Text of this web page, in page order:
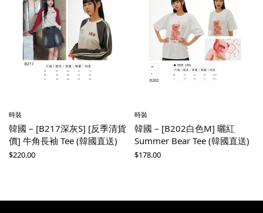
時裝
韓國 – [B217深灰S] [反季清貨
價] 牛角長袖 Tee (韓國直送)
$220.00
時裝
韓國 – [B202白色M] 曬紅
Summer Bear Tee (韓國直送)
$178.00